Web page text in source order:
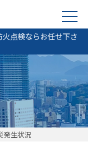
点検ならお任せ下さ
発生状況